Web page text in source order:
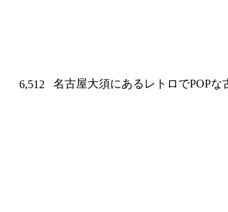
6,512 名古屋大須にあるレトロでPOP